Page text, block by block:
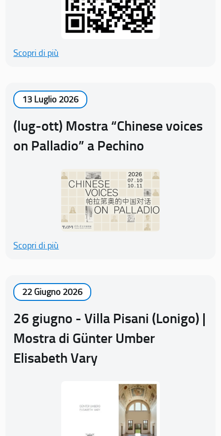
Scopri di più
13 Luglio 2026
(lug-ott) Mostra “Chinese voices
on Palladio” a Pechino
Scopri di più
22 Giugno 2026
26 giugno - Villa Pisani (Lonigo) |
Mostra di Günter Umber
Elisabeth Vary